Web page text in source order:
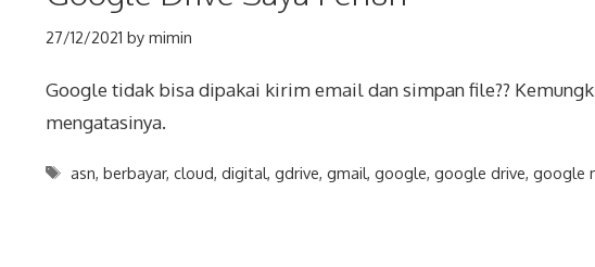
27/12/2021 by mimin
Google tidak bisa dipakai kirim email dan simpan file??
mengatasinya.
Tags
asn,berbayar,cloud,digital,gdrive,gmail,google,google drive,google